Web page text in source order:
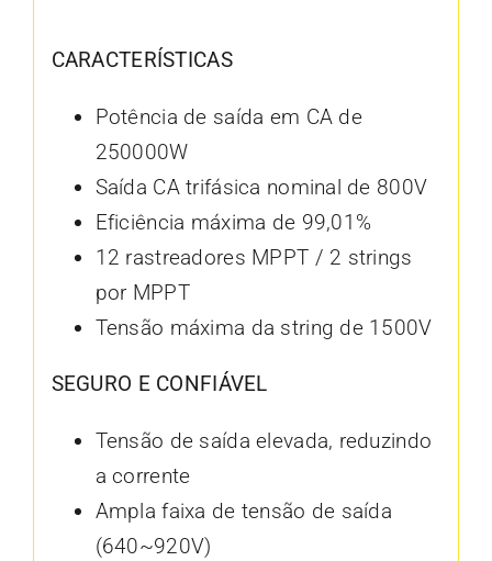
CARACTERÍSTICAS
Potência de saída em CA de
250000W
Saída CA trifásica nominal de 800V
Eficiência máxima de 99,01%
12 rastreadores MPPT / 2 strings
por MPPT
Tensão máxima da string de 1500V
SEGURO E CONFIÁVEL
Tensão de saída elevada, reduzindo
a corrente
Ampla faixa de tensão de saída
(640~920V)